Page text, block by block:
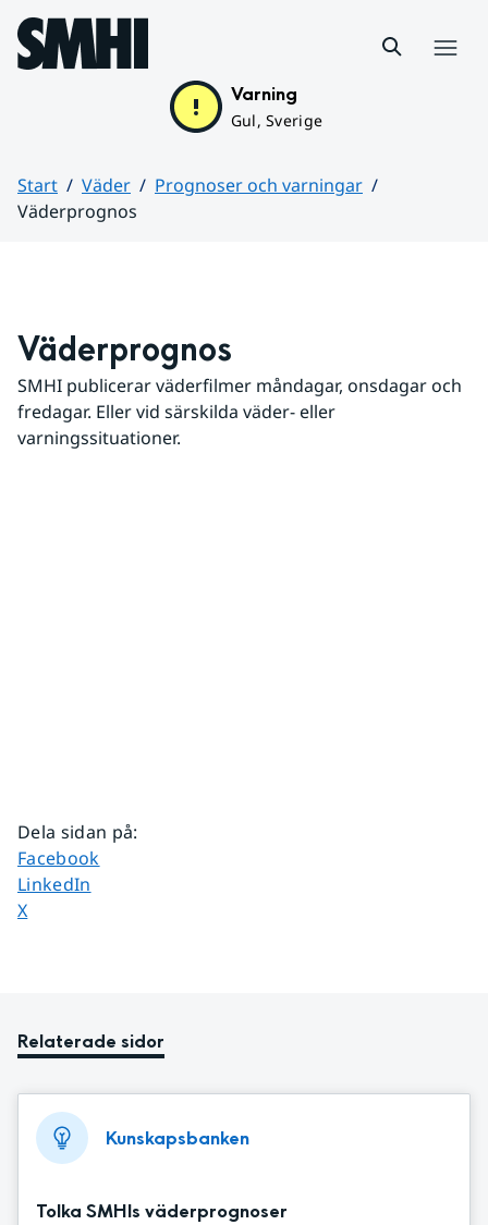
Hoppa till sidans innehåll
Varning
Gul, Sverige
Start Väder
Prognoser och varningar
Väderprognos
Väderprognos
SMHI publicerar väderfilmer måndagar, onsdagar och
fredagar. Eller vid särskilda väder- eller
varningssituationer.
Dela sidan på:
Dela sidan på
Facebook
Dela sidan på
LinkedIn
Dela sidan på
X
Relaterade sidor
Kunskapsbanken
Tolka SMHIs väderprognoser